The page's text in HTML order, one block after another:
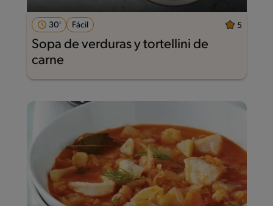
30' Fácil 5
Sopa de verduras y tortellini de
carne